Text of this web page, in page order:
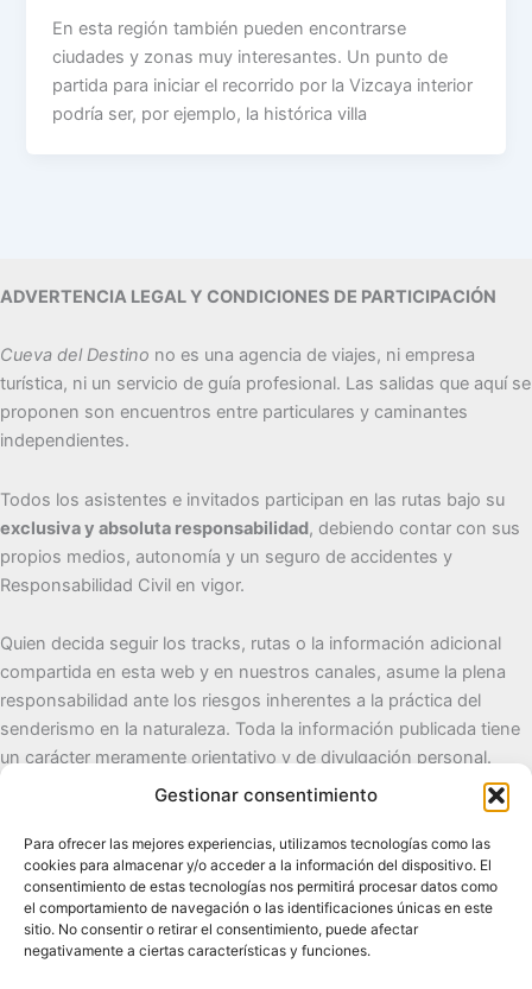
Gestionar consentimiento
Para ofrecer las mejores experiencias, utilizamos tecnologías como las
cookies para almacenar y/o acceder a la información del dispositivo. El
consentimiento de estas tecnologías nos permitirá procesar datos como
el comportamiento de navegación o las identificaciones únicas en este
sitio. No consentir o retirar el consentimiento, puede afectar
negativamente a ciertas características y funciones.
En esta región también pueden encontrarse
ciudades y zonas muy interesantes. Un punto de
partida para iniciar el recorrido por la Vizcaya interior
podría ser, por ejemplo, la histórica villa
ADVERTENCIA LEGAL Y CONDICIONES DE PARTICIPACIÓN
Cueva del Destino no es una agencia de viajes, ni empresa
turística, ni un servicio de guía profesional. Las salidas que aquí se
proponen son encuentros entre particulares y caminantes
independientes.
Todos los asistentes e invitados participan en las rutas bajo su
exclusiva y absoluta responsabilidad, debiendo contar con sus
propios medios, autonomía y un seguro de accidentes y
Responsabilidad Civil en vigor.
Quien decida seguir los tracks, rutas o la información adicional
compartida en esta web y en nuestros canales, asume la plena
responsabilidad ante los riesgos inherentes a la práctica del
senderismo en la naturaleza. Toda la información publicada tiene
un carácter meramente orientativo y de divulgación personal.
Senderismo de autor, naturaleza y pueblos con alma.
Contacto:cuevadeldestino@gmail.com |
+34 722 32 62